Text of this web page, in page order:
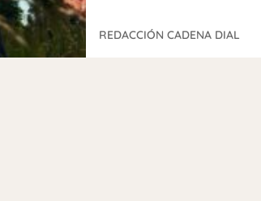
REDACCIÓN CADENA DIAL